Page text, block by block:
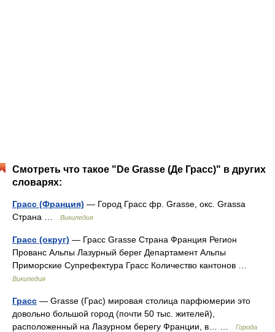
Смотреть что такое "De Grasse (Де Грасс)" в других
словарях:
Грасс (Франция) — Город Грасс фр. Grasse, окс. Grassa
Страна …
Википедия
Грасс (округ) — Грасс Grasse Страна Франция Регион
Прованс Альпы Лазурный берег Департамент Альпы
Приморские Супрефектура Грасс Количество кантонов …
Википедия
Грасс — Grasse (Грас) мировая столица парфюмерии это
довольно большой город (почти 50 тыс. жителей),
расположенный на Лазурном берегу Франции, в… …
Города